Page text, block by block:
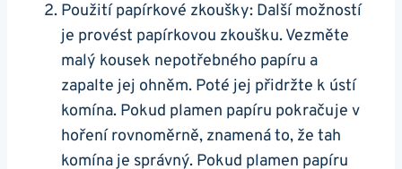
Použití papírkové zkoušky: Další možností
je provést papírkovou zkoušku. Vezměte
malý kousek nepotřebného papíru a
zapalte jej ohněm. Poté jej přidržte k ústí
komína. Pokud plamen papíru pokračuje v
hoření rovnoměrně, znamená to, že tah
komína je správný. Pokud plamen papíru